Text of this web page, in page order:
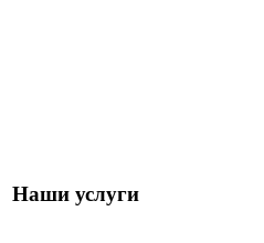
Наши услуги